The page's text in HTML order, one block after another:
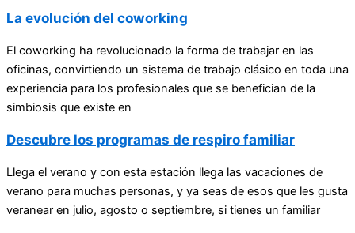
La evolución del coworking
El coworking ha revolucionado la forma de trabajar en las
oficinas, convirtiendo un sistema de trabajo clásico en toda una
experiencia para los profesionales que se benefician de la
simbiosis que existe en
Descubre los programas de respiro familiar
Llega el verano y con esta estación llega las vacaciones de
verano para muchas personas, y ya seas de esos que les gusta
veranear en julio, agosto o septiembre, si tienes un familiar